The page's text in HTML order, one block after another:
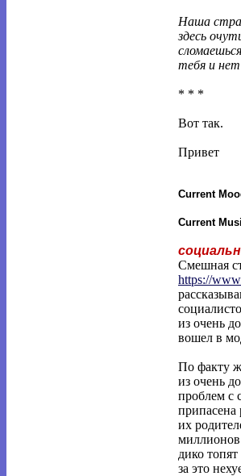
Наша
здесь
тебя и нет
* * *
Вот так.
Привет
Current
Current
Смешная
https://
из очень
вошел в
По факту
из очень
проблем с
припасена
их
миллионов
дико
за это